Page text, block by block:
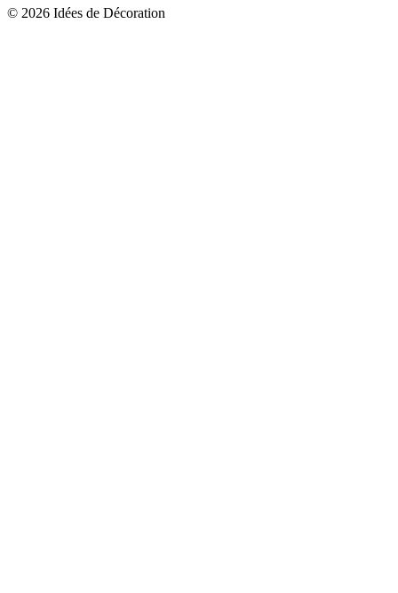
© 2026 Idées de Décoration